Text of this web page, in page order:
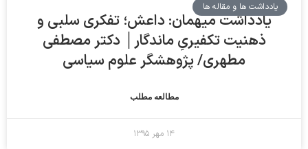
یادداشت ها و مقاله ها
یادداشت میهمان: داعش؛ تفکری سلبی و
ذهنیت تکفیریِ ماندگار│ دکتر مصطفی
مطهری/ پژوهشگر علوم سیاسی
مطالعه مطلب
۱۴ مهر ۱۳۹۵